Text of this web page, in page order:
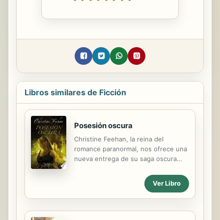
Libros similares de Ficción
Posesión oscura
Christine Feehan, la reina del
romance paranormal, nos ofrece una
nueva entrega de su saga oscura
sacrificar su vida en un ataque
contra su clan, Manolito de la Cruz
se encuentra atrapado entre el
Ver Libro